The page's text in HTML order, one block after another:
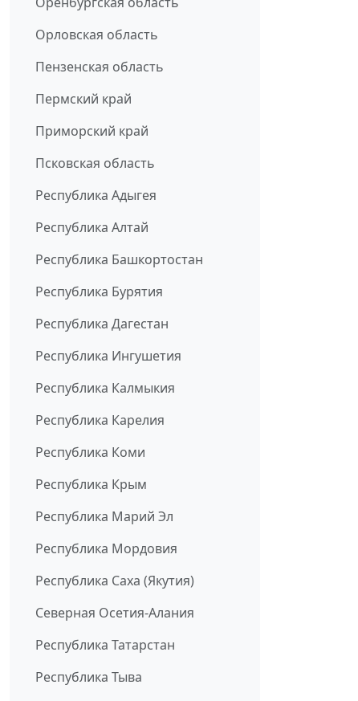
Орловская область
Пензенская область
Пермский край
Приморский край
Псковская область
Республика Адыгея
Республика Алтай
Республика Башкортостан
Республика Бурятия
Республика Дагестан
Республика Ингушетия
Республика Калмыкия
Республика Карелия
Республика Коми
Республика Крым
Республика Марий Эл
Республика Мордовия
Республика Саха (Якутия)
Северная Осетия-Алания
Республика Татарстан
Республика Тыва